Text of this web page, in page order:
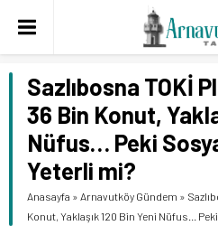
Sazlıbosna TOKİ
36 Bin Konut,
Nüfus… Peki
Yeterli mi?
Anasayfa » Arnavutköy Gündem »
Konut, Yaklaşık 120 Bin Yeni Nüfus…